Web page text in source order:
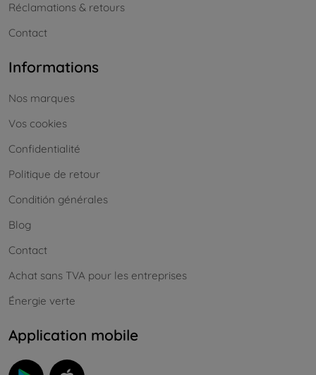
Réclamations & retours
Contact
Informations
Nos marques
Vos cookies
Confidentialité
Politique de retour
Conditión générales
Blog
Contact
Achat sans TVA pour les entreprises
Énergie verte
Application mobile